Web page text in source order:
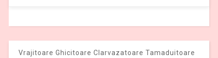
Vrajitoare Ghicitoare Clarvazatoare Tamaduitoare